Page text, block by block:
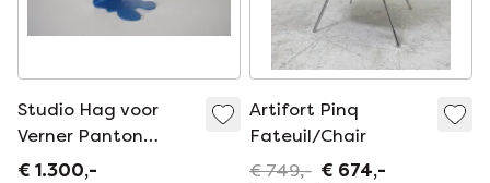
Studio Hag voor
Verner Panton
Pantonic stoel
€ 1.300,-
Artifort Pinq
Fateuil/Chair
€ 749,- € 674,-